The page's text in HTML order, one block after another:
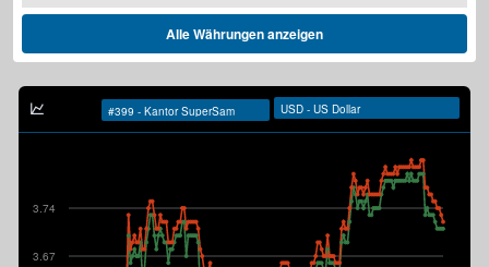
Alle Währungen anzeigen
3.67
3.74